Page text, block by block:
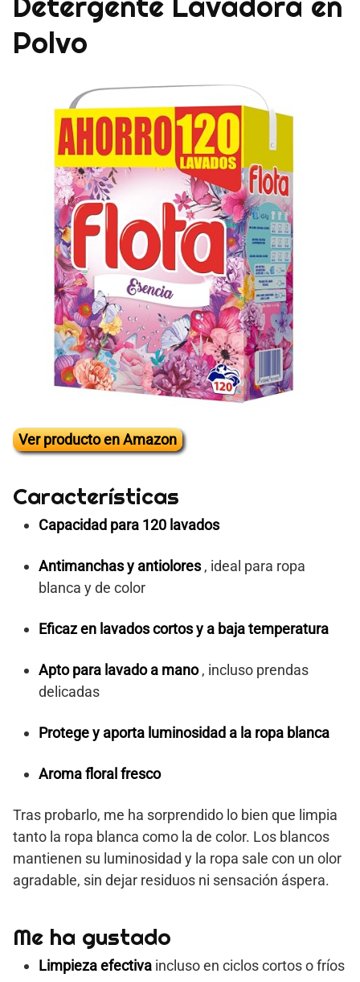
Polvo
Ver producto en Amazon
Características
Capacidad para 120 lavados
Antimanchas y antiolores, ideal para ropa
blanca y de color
Eficaz en lavados cortos y a baja temperatura
Apto para lavado a mano, incluso prendas
delicadas
Protege y aporta luminosidad a la ropa blanca
Aroma floral fresco
Tras probarlo, me ha sorprendido lo bien que limpia
tanto la ropa blanca como la de color. Los blancos
mantienen su luminosidad y la ropa sale con un olor
agradable, sin dejar residuos ni sensación áspera.
Me ha gustado
Limpieza efectiva incluso en ciclos cortos o fríos